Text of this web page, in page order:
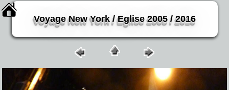
Voyage New York / Eglise 2005 / 2016